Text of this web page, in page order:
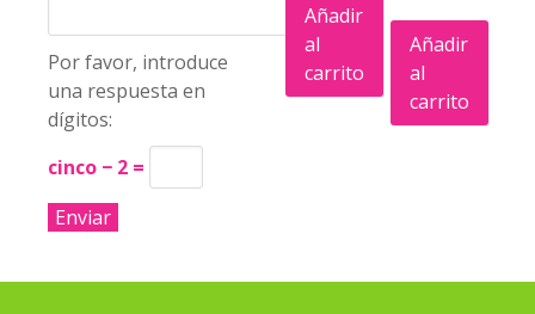
Por favor, introduce
una respuesta en
dígitos:
cinco − 2 =
Añadir
al
carrito
Añadir
al
carrito